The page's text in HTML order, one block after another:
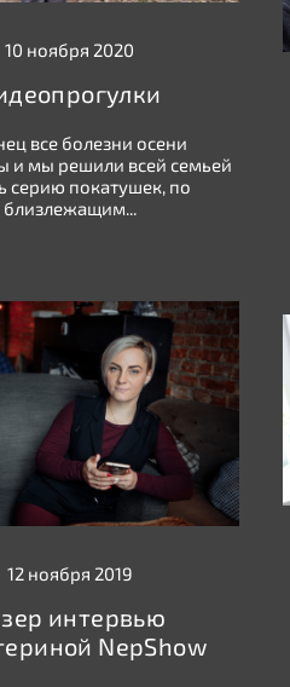
10 ноября 2020
все болезни осени
и мы решили всей семьей
серию покатушек, по
близлежащим...
12 ноября 2019
интервью
NepShow